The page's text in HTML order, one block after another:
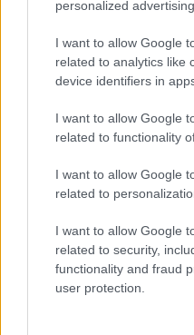
personalized advertising.
I want to allow Google
related to analytics like
device identifiers in
I want to allow Google
related to functionality
I want to allow Google
related to
I want to allow Google
related to security,
functionality and fraud
user protection.
Νεκρός 20χρονος